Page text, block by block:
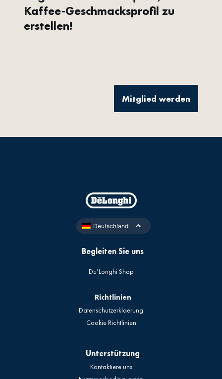
Kaffee-Geschmacksprofil zu
erstellen!
Mitglied werden
Deutschland
Begleiten Sie uns
De’Longhi Shop
Richtlinien
Datenschutzerklaerung
Cookie Richtlinien
Unterstützung
Kontaktiere uns